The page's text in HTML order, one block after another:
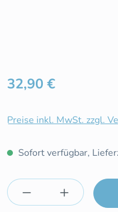
Regulärer Preis:
32,90 €
Preise inkl. MwSt. zzgl.
Sofort verfügbar,
Produkt Anzahl: